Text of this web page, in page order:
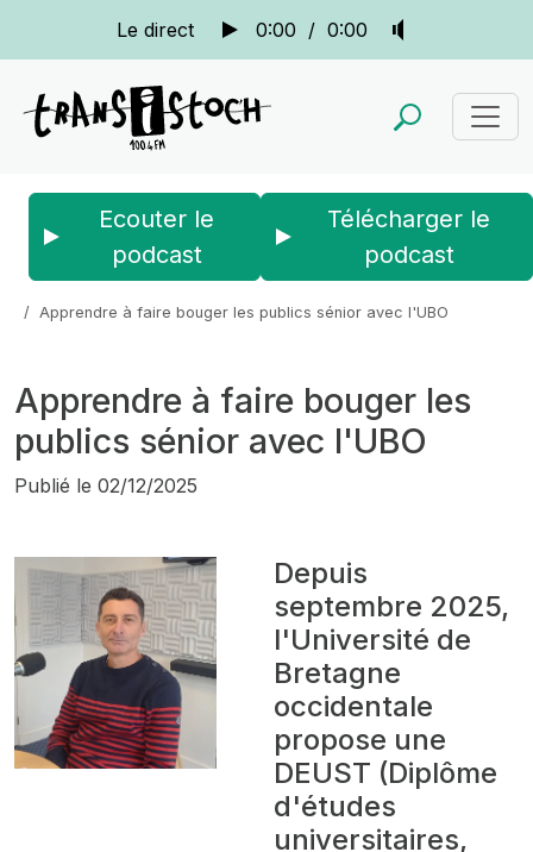
Le direct 0:00 / 0:00
Ecouter le
podcast
Télécharger le
podcast
Apprendre à faire bouger les publics sénior avec l'UBO
Apprendre à faire bouger les
publics sénior avec l'UBO
Publié le 02/12/2025
Depuis
septembre 2025,
l'Université de
Bretagne
occidentale
propose une
DEUST (Diplôme
d'études
universitaires,